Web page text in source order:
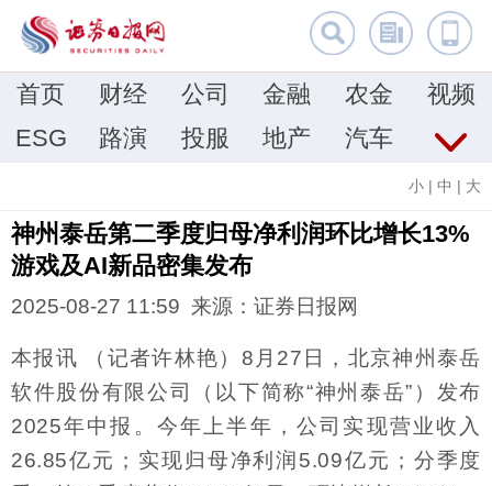
首页 财经 公司 金融 农金
视频
ESG
路演 投服 地产 汽车
小 | 中 | 大
神州泰岳第二季度归母净利润环比增长13%
游戏及AI新品密集发布
2025-08-27 11:59 来源：证券日报网
本报讯 （记者许林艳）8月27日，北京神州泰岳
软件股份有限公司（以下简称“神州泰岳”）发布
2025年中报。今年上半年，公司实现营业收入
26.85亿元；实现归母净利润5.09亿元；分季度